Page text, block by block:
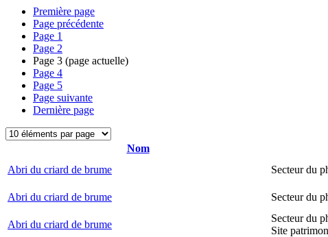
Première page
Page précédente
Page 1
Page 2
Page 3 (page actuelle)
Page 4
Page 5
Page suivante
Dernière page
Nom
Abri du criard de brume
Secteur du
Abri du criard de brume Secteur du
Abri du criard de brume
Secteur du
Site